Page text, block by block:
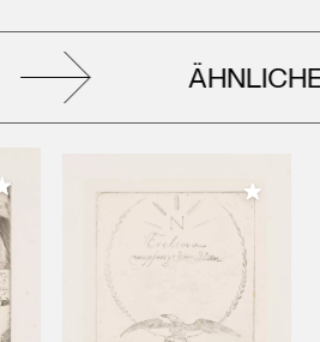
ÄHNLICHE
Meiner Sammlung hinzufügen Meiner